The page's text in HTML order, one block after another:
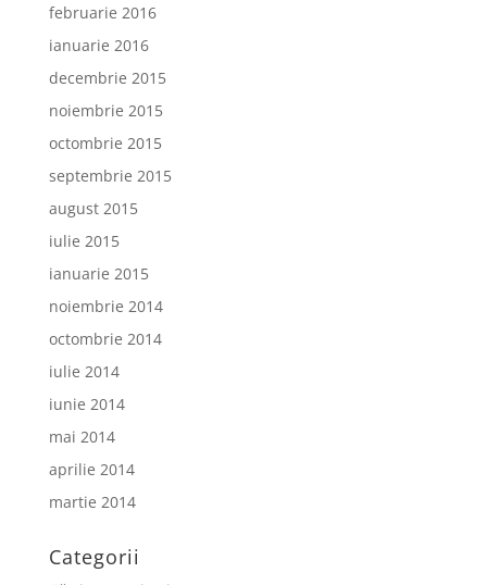
februarie 2016
ianuarie 2016
decembrie 2015
noiembrie 2015
octombrie 2015
septembrie 2015
august 2015
iulie 2015
ianuarie 2015
noiembrie 2014
octombrie 2014
iulie 2014
iunie 2014
mai 2014
aprilie 2014
martie 2014
Categorii